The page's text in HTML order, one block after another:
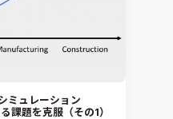
ミュレーション
課題を克服（その1）